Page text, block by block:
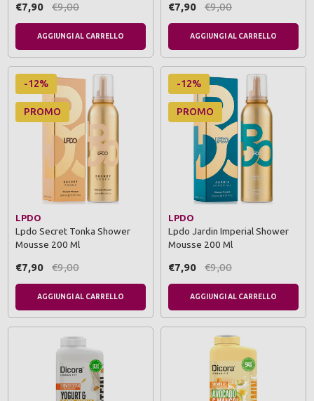
€7,90 €9,00
AGGIUNGI AL CARRELLO
€7,90 €9,00
AGGIUNGI AL CARRELLO
-12%
PROMO
LPDO
Lpdo Secret Tonka Shower
Mousse 200 Ml
€7,90 €9,00
AGGIUNGI AL CARRELLO
-12%
PROMO
LPDO
Lpdo Jardin Imperial Shower
Mousse 200 Ml
€7,90 €9,00
AGGIUNGI AL CARRELLO